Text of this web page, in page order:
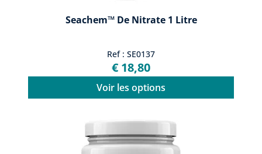
Seachem™ De Nitrate 1 Litre
Ref : SE0137
€ 18,80
Voir les options